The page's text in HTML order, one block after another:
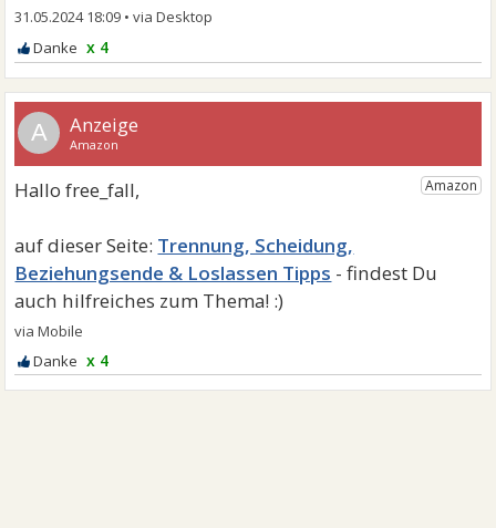
31.05.2024 18:09 •
x 4
A
Trennung, Scheidung,
Beziehungsende & Loslassen Tipps
x 4